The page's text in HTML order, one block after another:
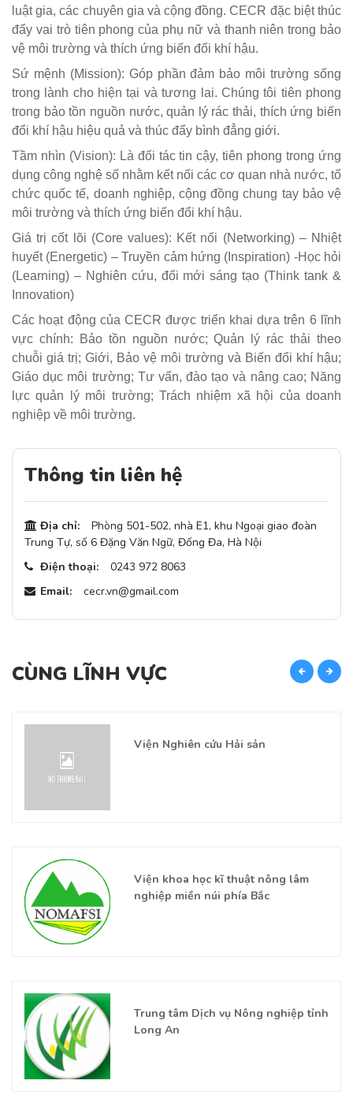
luật gia, các chuyên gia và cộng đồng. CECR đặc biệt thúc
đẩy vai trò tiên phong của phụ nữ và thanh niên trong bảo
vệ môi trường và thích ứng biến đổi khí hậu.
Sứ mệnh (Mission): Góp phần đảm bảo môi trường sống
trong lành cho hiện tại và tương lai. Chúng tôi tiên phong
trong bảo tồn nguồn nước, quản lý rác thải, thích ứng biến
đổi khí hậu hiệu quả và thúc đẩy bình đẳng giới.
Tầm nhìn (Vision): Là đối tác tin cậy, tiên phong trong ứng
dụng công nghệ số nhằm kết nối các cơ quan nhà nước, tổ
chức quốc tế, doanh nghiệp, cộng đồng chung tay bảo vệ
môi trường và thích ứng biến đổi khí hậu.
Giá trị cốt lõi (Core values): Kết nối (Networking) – Nhiệt
huyết (Energetic) – Truyền cảm hứng (Inspiration) -Học hỏi
(Learning) – Nghiên cứu, đổi mới sáng tạo (Think tank &
Innovation)
Các hoạt động của CECR được triển khai dựa trên 6 lĩnh
vực chính: Bảo tồn nguồn nước; Quản lý rác thải theo
chuỗi giá trị; Giới, Bảo vệ môi trường và Biến đổi khí hậu;
Giáo dục môi trường; Tư vấn, đào tạo và nâng cao; Năng
lực quản lý môi trường; Trách nhiệm xã hội của doanh
nghiệp về môi trường.
Thông tin liên hệ
Địa chỉ:
Phòng 501-502, nhà E1, khu Ngoại giao đoàn
Trung Tự, số 6 Đặng Văn Ngữ, Đống Đa, Hà Nội
Điện thoại:
0243 972 8063
Email:
cecr.vn@gmail.com
CÙNG LĨNH VỰC
Viện Nghiên cứu Hải sản
Viện khoa học kĩ thuật nông lâm
nghiệp miền núi phía Bắc
Trung tâm Dịch vụ Nông nghiệp tỉnh
Long An